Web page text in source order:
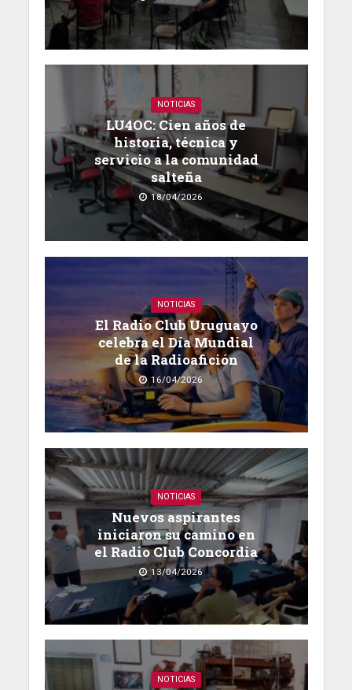
NOTICIAS
LU4OC: Cien años de
historia, técnica y
servicio a la comunidad
salteña
18/04/2026
NOTICIAS
El Radio Club Uruguayo
celebra el Día Mundial
de la Radioafición
16/04/2026
NOTICIAS
Nuevos aspirantes
iniciaron su camino en
el Radio Club Concordia
13/04/2026
NOTICIAS